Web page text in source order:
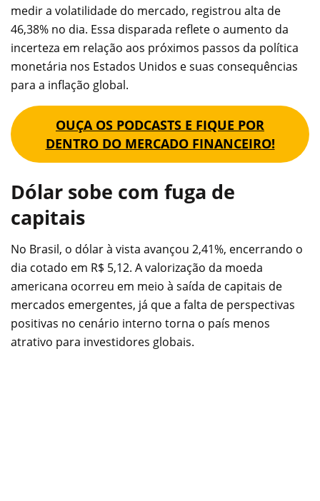
medir a volatilidade do mercado, registrou alta de
46,38% no dia. Essa disparada reflete o aumento da
incerteza em relação aos próximos passos da política
monetária nos Estados Unidos e suas consequências
para a inflação global.
OUÇA OS PODCASTS E FIQUE POR
DENTRO DO MERCADO FINANCEIRO!
Dólar sobe com fuga de
capitais
No Brasil, o dólar à vista avançou 2,41%, encerrando o
dia cotado em R$ 5,12. A valorização da moeda
americana ocorreu em meio à saída de capitais de
mercados emergentes, já que a falta de perspectivas
positivas no cenário interno torna o país menos
atrativo para investidores globais.